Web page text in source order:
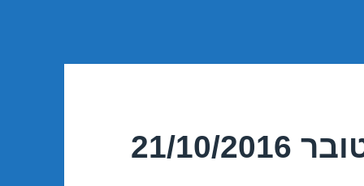
2016